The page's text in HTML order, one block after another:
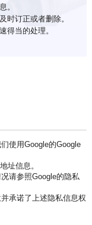
。
时订正或者删除。
得当的处理。
使用Google的Google
址信息。
请参照Google的隐私
承诺了上述隐私信息权